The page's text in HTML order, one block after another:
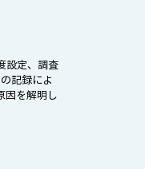
設定、調査
記録によ
因を解明し